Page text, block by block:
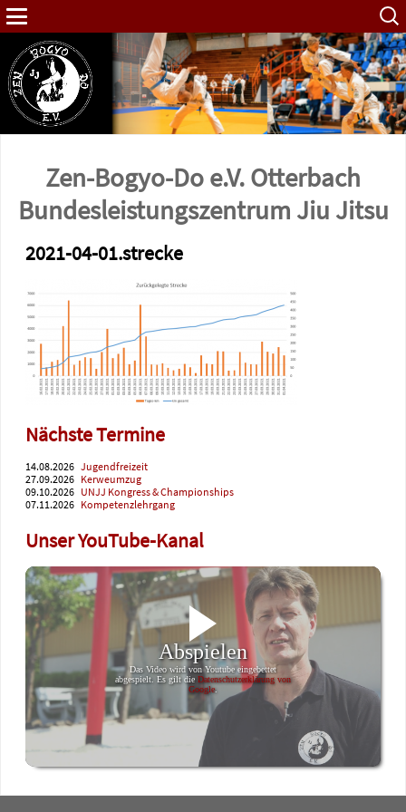
Suche
nach:
Zen-Bogyo-Do e.V. Otterbach
Bundes­leistungs­zentrum Jiu Jitsu
2021-04-01.strecke
Nächste Termine
14.08.2026 Jugendfreizeit
27.09.2026 Kerweumzug
09.10.2026 UNJJ Kongress & Championships
07.11.2026 Kompetenzlehrgang
Unser YouTube-Kanal